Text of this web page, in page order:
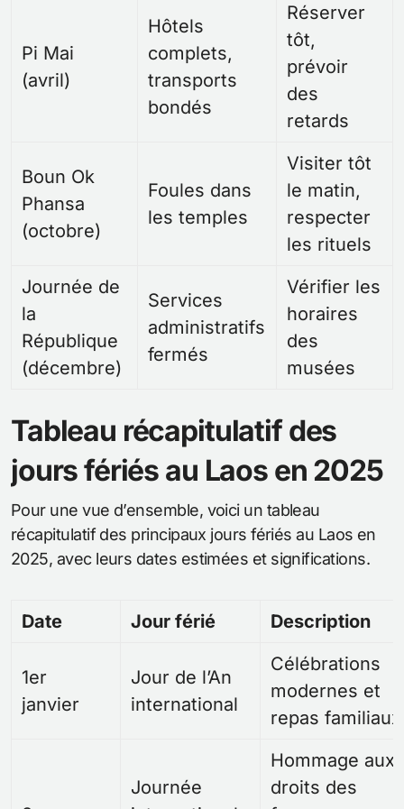
Pi Mai
(avril)
Hôtels
complets,
transports
bondés
Réserver
tôt,
prévoir
des
retards
Boun Ok
Phansa
(octobre)
Foules dans
les temples
Visiter tôt
le matin,
respecter
les rituels
Journée de
la
République
(décembre)
Services
administratifs
fermés
Vérifier les
horaires
des
musées
Tableau récapitulatif des
jours fériés au Laos en 2025
Pour une vue d’ensemble, voici un tableau
récapitulatif des principaux jours fériés au Laos en
2025, avec leurs dates estimées et significations.
Date Jour férié Description
1er
janvier
Jour de l’An
international
Célébrations
modernes et
repas familiaux
Journée
Hommage aux
droits des